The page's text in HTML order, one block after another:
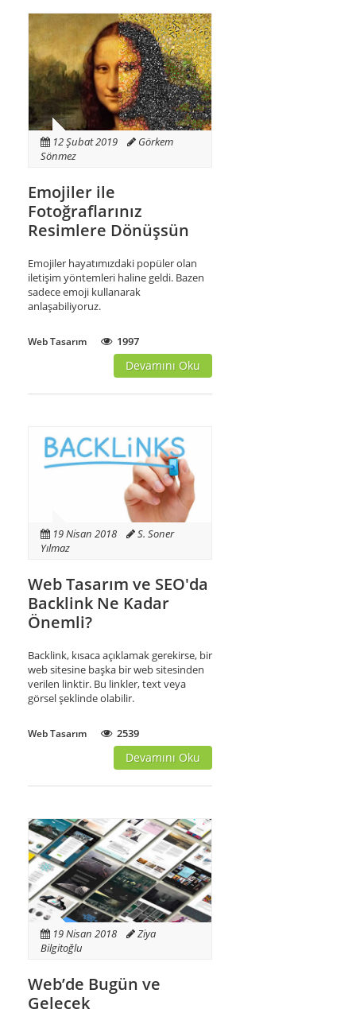
12 Şubat 2019
Görkem
Sönmez
Emojiler ile
Fotoğraflarınız
Resimlere Dönüşsün
Emojiler hayatımızdaki popüler olan
iletişim yöntemleri haline geldi. Bazen
sadece emoji kullanarak
anlaşabiliyoruz.
Web Tasarım 1997
Devamını Oku
19 Nisan 2018
S. Soner
Yılmaz
Web Tasarım ve SEO'da
Backlink Ne Kadar
Önemli?
Backlink, kısaca açıklamak gerekirse, bir
web sitesine başka bir web sitesinden
verilen linktir. Bu linkler, text veya
görsel şeklinde olabilir.
Web Tasarım 2539
Devamını Oku
19 Nisan 2018
Ziya
Bilgitoğlu
Web’de Bugün ve
Gelecek